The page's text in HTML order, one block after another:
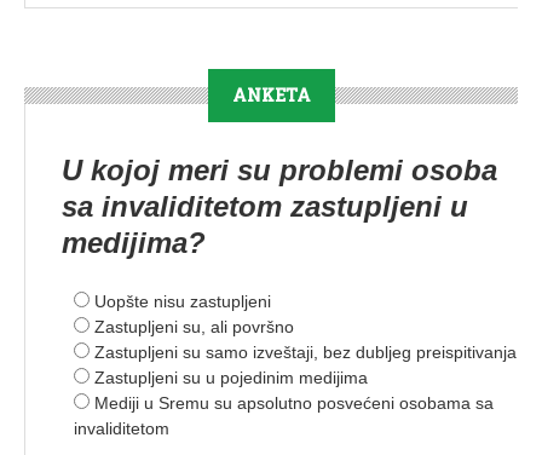
ANKETA
U kojoj meri su problemi osoba
sa invaliditetom zastupljeni u
medijima?
Uopšte nisu zastupljeni
Zastupljeni su, ali površno
Zastupljeni su samo izveštaji, bez dubljeg preispitivanja
Zastupljeni su u pojedinim medijima
Mediji u Sremu su apsolutno posvećeni osobama sa
invaliditetom